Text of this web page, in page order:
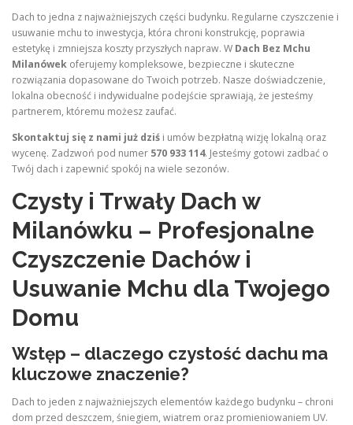
Dach to jedna z najważniejszych części budynku. Regularne czyszczenie i
usuwanie mchu to inwestycja, która chroni konstrukcję, poprawia
estetykę i zmniejsza koszty przyszłych napraw. W Dach Bez Mchu
Milanówek oferujemy kompleksowe, bezpieczne i skuteczne
rozwiązania dopasowane do Twoich potrzeb. Nasze doświadczenie,
lokalna obecność i indywidualne podejście sprawiają, że jesteśmy
partnerem, któremu możesz zaufać.
Skontaktuj się z nami już dziś i umów bezpłatną wizję lokalną oraz
wycenę. Zadzwoń pod numer 570 933 114. Jesteśmy gotowi zadbać o
Twój dach i zapewnić spokój na wiele sezonów.
Czysty i Trwały Dach w
Milanówku – Profesjonalne
Czyszczenie Dachów i
Usuwanie Mchu dla Twojego
Domu
Wstęp – dlaczego czystość dachu ma
kluczowe znaczenie?
Dach to jeden z najważniejszych elementów każdego budynku – chroni
dom przed deszczem, śniegiem, wiatrem oraz promieniowaniem UV.